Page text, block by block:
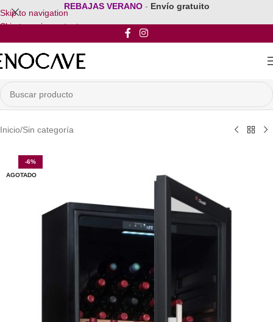
Skip to navigation
Skip to main content
REBAJAS VERANO - Envío gratuito
Inicio/Sin categoría
-6%
AGOTADO